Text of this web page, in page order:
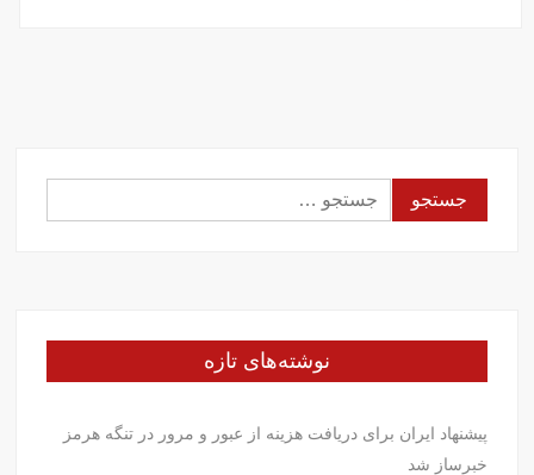
جستجو
برای:
نوشته‌های تازه
پیشنهاد ایران برای دریافت هزینه از عبور و مرور در تنگه هرمز
خبرساز شد